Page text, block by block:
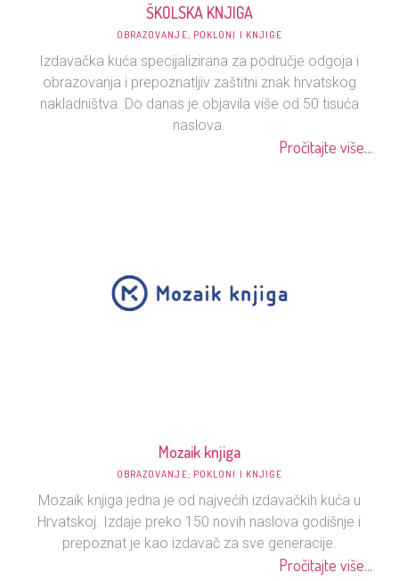
ŠKOLSKA KNJIGA
OBRAZOVANJE; POKLONI I KNJIGE
Izdavačka kuća specijalizirana za područje odgoja i
obrazovanja i prepoznatljiv zaštitni znak hrvatskog
nakladništva. Do danas je objavila više od 50 tisuća
naslova.
Pročitajte više...
Mozaik knjiga
OBRAZOVANJE; POKLONI I KNJIGE
Mozaik knjiga jedna je od najvećih izdavačkih kuća u
Hrvatskoj. Izdaje preko 150 novih naslova godišnje i
prepoznat je kao izdavač za sve generacije.
Pročitajte više...